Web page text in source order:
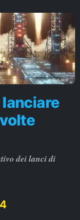
dei lanci di